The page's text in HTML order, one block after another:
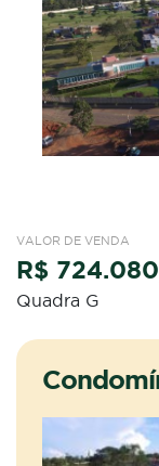
VALOR DE VENDA
R$
Quadra G